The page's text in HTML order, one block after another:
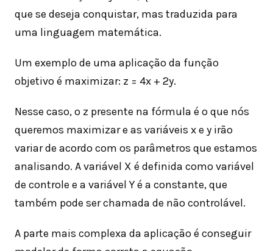
que se deseja conquistar, mas traduzida para
uma linguagem matemática.
Um exemplo de uma aplicação da função
objetivo é maximizar: z = 4x + 2y.
Nesse caso, o z presente na fórmula é o que nós
queremos maximizar e as variáveis x e y irão
variar de acordo com os parâmetros que estamos
analisando. A variável X é definida como variável
de controle e a variável Y é a constante, que
também pode ser chamada de não controlável.
A parte mais complexa da aplicação é conseguir